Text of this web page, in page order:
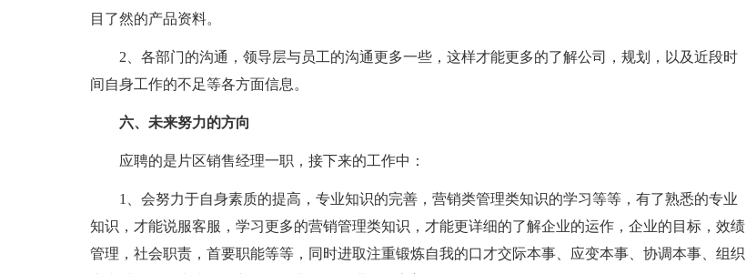
目了然的产品资料。
2、各部门的沟通，领导层与员工的沟通更多一些，这样才能更多的了解公司，规划，以及近段时
间自身工作的不足等各方面信息。
六、未来努力的方向
应聘的是片区销售经理一职，接下来的工作中：
1、会努力于自身素质的提高，专业知识的完善，营销类管理类知识的学习等等，有了熟悉的专业
知识，才能说服客服，学习更多的营销管理类知识，才能更详细的了解企业的运作，企业的目标，效绩
管理，社会职责，首要职能等等，同时进取注重锻炼自我的口才交际本事、应变本事、协调本事、组织